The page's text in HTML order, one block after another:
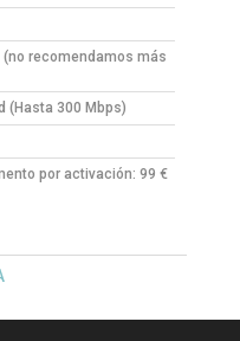
recomendamos más
(Hasta 300 Mbps)
por activación: 99 €